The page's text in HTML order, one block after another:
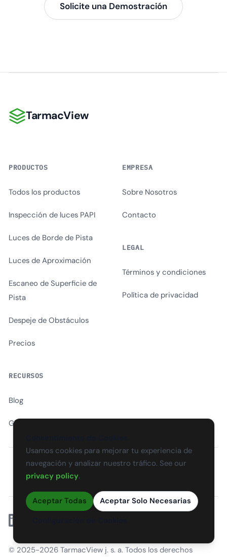
Solicite una Demostración
TarmacView
TarmacView
PRODUCTOS
Todos los productos
Inspección de luces PAPI
Luces de Borde de Pista
Luces de Aproximación
Escaneo de Superficie de
Pista
Despeje de Obstáculos
Precios
RECURSOS
Blog
Glosario
EMPRESA
Sobre Nosotros
Contacto
LEGAL
Términos y condiciones
Política de privacidad
CS DE
Linkedin
© 2025-2026 TarmacView j. s. a. Todos los derechos
Usamos cookies para mejorar tu experiencia de
navegación y analizar nuestro tráfico. See our
privacy policy.
Aceptar Todas
Aceptar Solo Necesarias